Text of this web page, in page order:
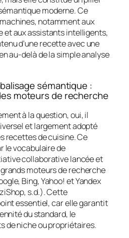
moderne. Ce
notamment aux
et aux assistants intelligents,
d’une recette avec une
au-delà de la simple analyse
sémantique :
moteurs de recherche
à la question, oui, il
et largement adopté
recettes de cuisine. Ce
le vocabulaire de
collaborative lancée et
moteurs de recherche
Bing, Yahoo! et Yandex
s.d.). Cette
essentiel, car elle garantit
du standard, le
de niche ou propriétaires.